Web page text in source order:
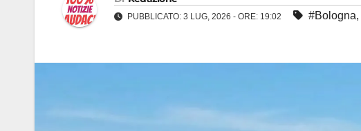
PUBBLICATO: 3 LUG, 2026 - ORE: 19:02 #Bologna,